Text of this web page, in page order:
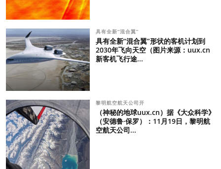
具有全新“混合翼”
具有全新“混合翼”形状的客机计划到
2030年飞向天空（图片来源：uux.cn
新客机飞行途...
黎明航空航天公司开
（神秘的地球uux.cn）据《大众科学》
（安德鲁·保罗）：11月19日，黎明航
空航天公司...